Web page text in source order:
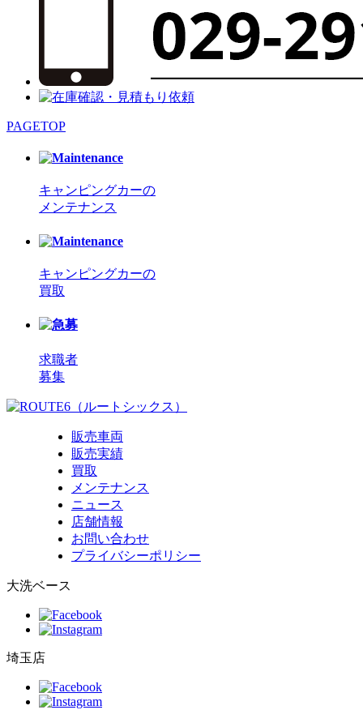
PAGETOP
キャンピングカーの
メンテナンス
キャンピングカーの
買取
求職者
募集
販売車両
販売実績
買取
メンテナンス
ニュース
店舗情報
お問い合わせ
プライバシーポリシー
大洗ベース
埼玉店